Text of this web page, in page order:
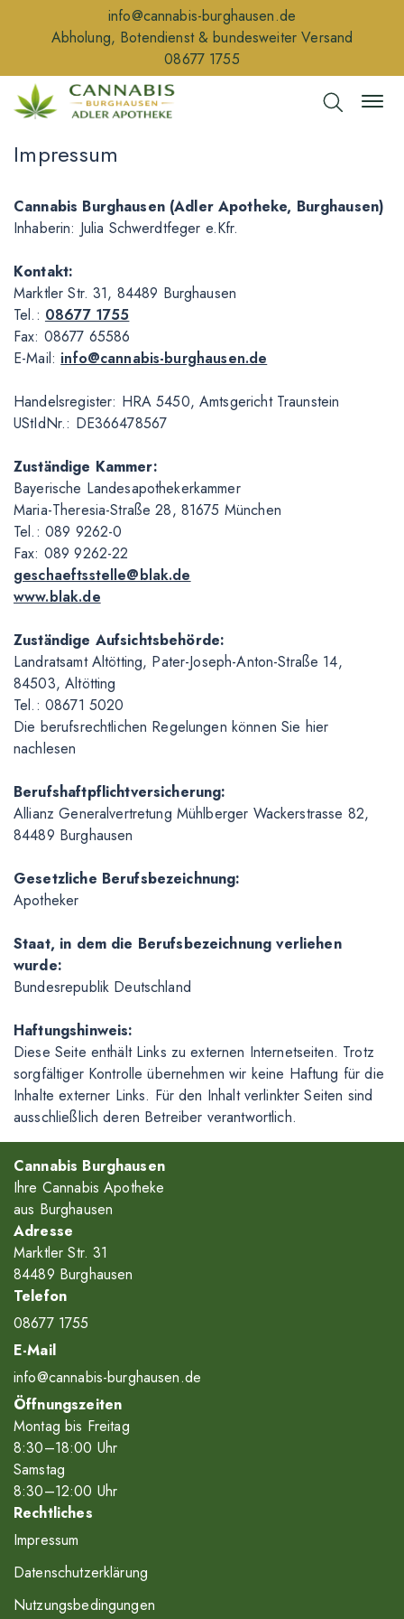
info@cannabis-burghausen.de
Abholung, Botendienst & bundesweiter Versand
08677 1755
Impressum
Cannabis Burghausen (Adler Apotheke, Burghausen)
Inhaberin: Julia Schwerdtfeger e.Kfr.
Kontakt:
Marktler Str. 31, 84489 Burghausen
Tel.: 08677 1755
Fax: 08677 65586
E-Mail: info@cannabis-burghausen.de
Handelsregister: HRA 5450, Amtsgericht Traunstein
UStIdNr.: DE366478567
Zuständige Kammer:
Bayerische Landesapothekerkammer
Maria-Theresia-Straße 28, 81675 München
Tel.: 089 9262-0
Fax: 089 9262-22
geschaeftsstelle@blak.de
www.blak.de
Zuständige Aufsichtsbehörde:
Landratsamt Altötting, Pater-Joseph-Anton-Straße 14,
84503, Altötting
Tel.: 08671 5020
Die berufsrechtlichen Regelungen können Sie hier
nachlesen
Berufshaftpflichtversicherung:
Allianz Generalvertretung Mühlberger Wackerstrasse 82,
84489 Burghausen
Gesetzliche Berufsbezeichnung:
Apotheker
Staat, in dem die Berufsbezeichnung verliehen
wurde:
Bundesrepublik Deutschland
Haftungshinweis:
Diese Seite enthält Links zu externen Internetseiten. Trotz
sorgfältiger Kontrolle übernehmen wir keine Haftung für die
Inhalte externer Links. Für den Inhalt verlinkter Seiten sind
ausschließlich deren Betreiber verantwortlich.
Cannabis Burghausen
Ihre Cannabis Apotheke
aus Burghausen
Adresse
Marktler Str. 31
84489 Burghausen
Telefon
08677 1755
E-Mail
info@cannabis-burghausen.de
Öffnungszeiten
Montag bis Freitag
8:30–18:00 Uhr
Samstag
8:30–12:00 Uhr
Rechtliches
Impressum
Datenschutzerklärung
Nutzungsbedingungen